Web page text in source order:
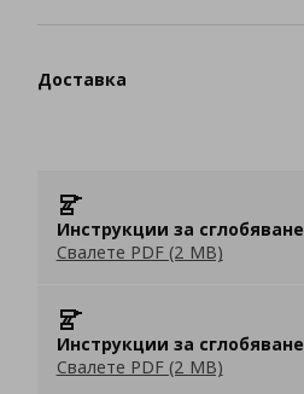
Доставка
Инструкции за сглобяване
Свалете PDF (2 MB)
Инструкции за сглобяване
Свалете PDF (2 MB)